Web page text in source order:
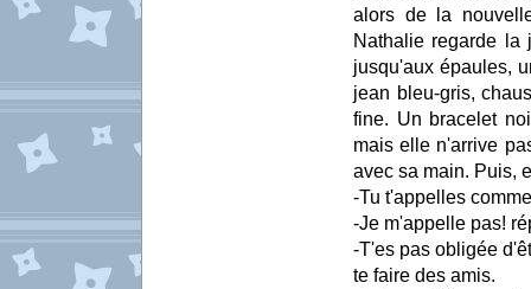
alors de la
Nathalie regarde la
jusqu'aux épaules,
jean bleu-gris,
fine. Un bracelet
mais elle n'arrive
avec sa main. Puis,
-Tu t'appelles
-Je m'appelle pas!
-T'es pas obligée
te faire des amis.